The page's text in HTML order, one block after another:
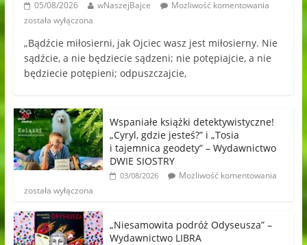
05/08/2026 wNaszejBajce
Możliwość komentowania
została wyłączona
„Bądźcie miłosierni, jak Ojciec wasz jest miłosierny. Nie
sądźcie, a nie będziecie sądzeni; nie potępiajcie, a nie
będziecie potępieni; odpuszczajcie,
Wspaniałe książki detektywistyczne!
„Cyryl, gdzie jesteś?” i „Tosia
i tajemnica geodety” – Wydawnictwo
DWIE SIOSTRY
03/08/2026
Możliwość komentowania
została wyłączona
„Niesamowita podróż Odyseusza” –
Wydawnictwo LIBRA